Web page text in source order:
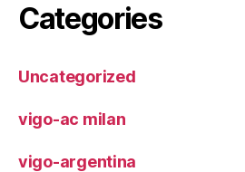
Categories
Uncategorized
vigo-ac milan
vigo-argentina